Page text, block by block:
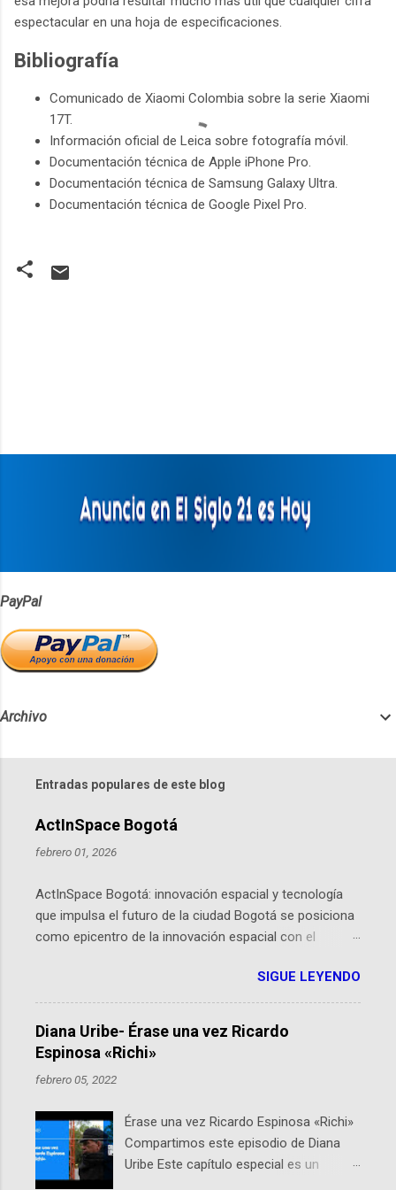
espectacular en una hoja de especificaciones.
Bibliografía
Comunicado de Xiaomi Colombia sobre la serie Xiaomi
17T.
Información oficial de Leica sobre fotografía móvil.
Documentación técnica de Apple iPhone Pro.
Documentación técnica de Samsung Galaxy Ultra.
Documentación técnica de Google Pixel Pro.
PayPal
Archivo
Entradas populares de este blog
ActInSpace Bogotá
febrero 01, 2026
ActInSpace Bogotá: innovación espacial y tecnología
que impulsa el futuro de la ciudad Bogotá se posiciona
como epicentro de la innovación espacial con el
hackathon global que convierte tecnologías de la
Agencia Espacial Europea en soluciones prácticas para
la vida cotidiana. Este evento, organizado por el
Planetario de Bogotá del Idartes y la Universidad de los
Andes, reúne a expertos como el presidente de Airbus
Colombia y líderes del sector aeroespacial para inspirar
por qué importa en Bogotá ActInSpace es una
competencia mundial que opera en más de 60
ciudades, donde participantes tienen 24 horas para
SIGUE LEYENDO
Diana Uribe- Érase una vez Ricardo
Espinosa «Richi»
febrero 05, 2022
Érase una vez Ricardo Espinosa «Richi»
Compartimos este episodio de Diana
Uribe Este capítulo especial es un